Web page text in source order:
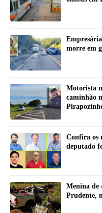
morre em
Motorista
caminhão
Confira os
deputado
Menina de
Prudente,